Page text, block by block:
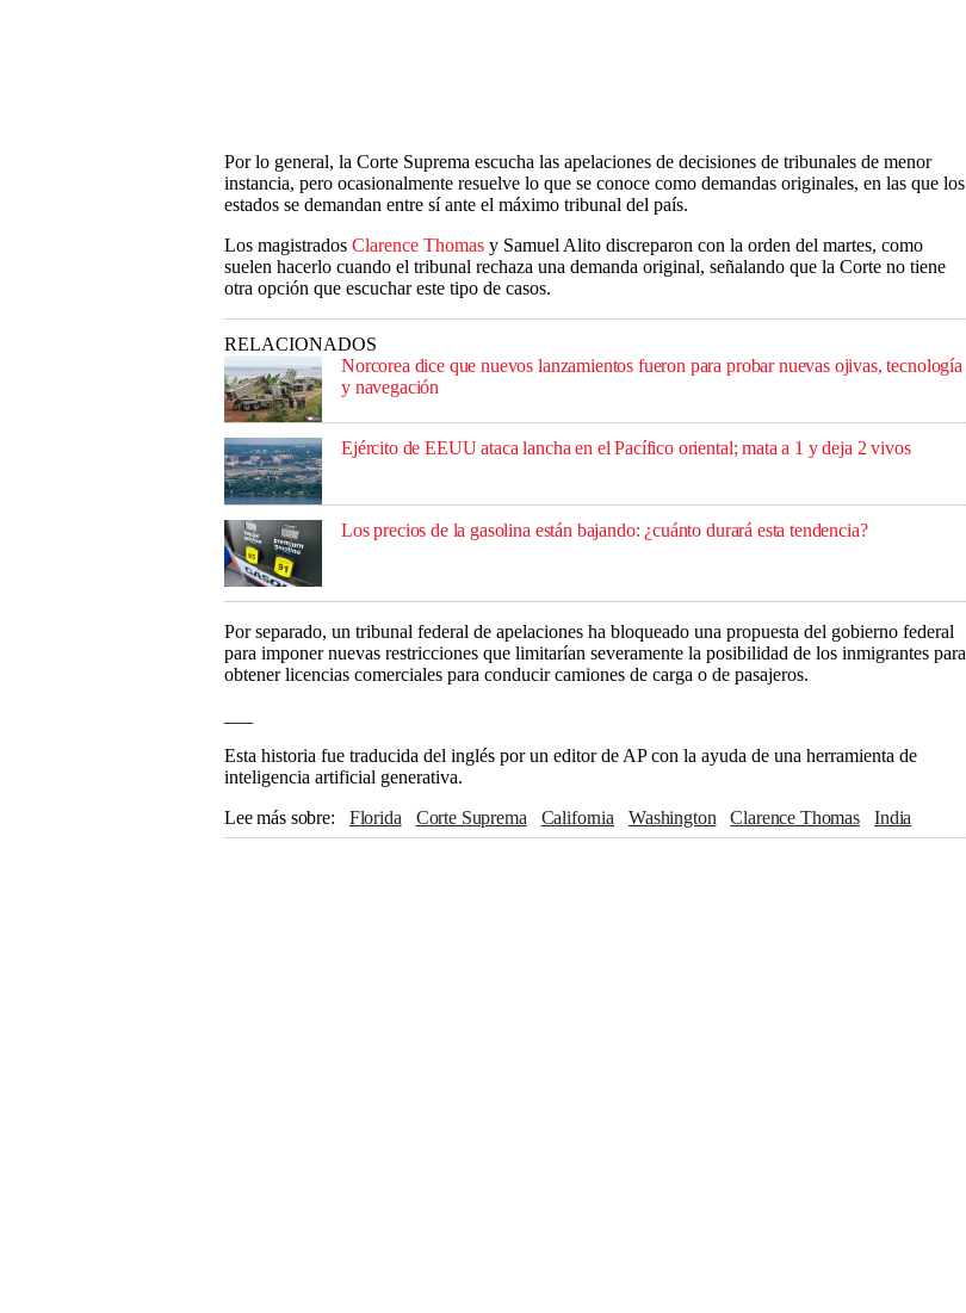
Por lo general, la Corte Suprema escucha las apelaciones de decisiones de tribunales de menor
instancia, pero ocasionalmente resuelve lo que se conoce como demandas originales, en las que los
estados se demandan entre sí ante el máximo tribunal del país.
Los magistrados Clarence Thomas y Samuel Alito discreparon con la orden del martes, como
suelen hacerlo cuando el tribunal rechaza una demanda original, señalando que la Corte no tiene
otra opción que escuchar este tipo de casos.
RELACIONADOS
Norcorea dice que nuevos lanzamientos fueron para probar nuevas ojivas, tecnología
y navegación
Ejército de EEUU ataca lancha en el Pacífico oriental; mata a 1 y deja 2 vivos
Los precios de la gasolina están bajando: ¿cuánto durará esta tendencia?
Por separado, un tribunal federal de apelaciones ha bloqueado una propuesta del gobierno federal
para imponer nuevas restricciones que limitarían severamente la posibilidad de los inmigrantes para
obtener licencias comerciales para conducir camiones de carga o de pasajeros.
Esta historia fue traducida del inglés por un editor de AP con la ayuda de una herramienta de
inteligencia artificial generativa.
Lee más sobre
Florida Corte Suprema California Washington Clarence Thomas
India
Samuel Alito